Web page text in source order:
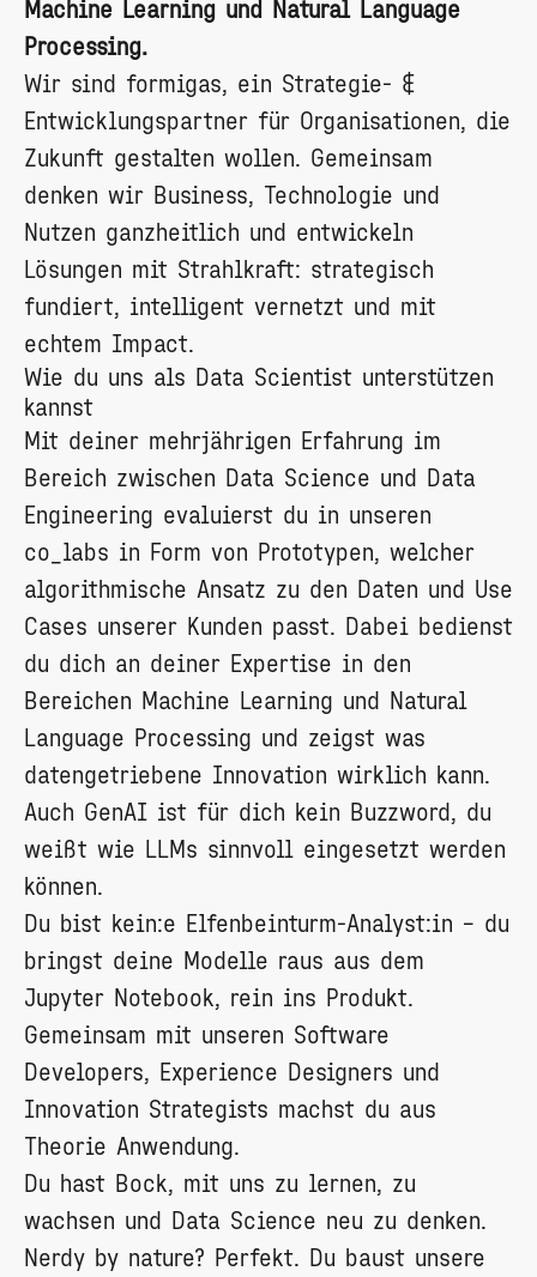
Machine Learning und Natural Language
Processing.
Wir sind formigas, ein Strategie- &
Entwicklungspartner für Organisationen, die
Zukunft gestalten wollen. Gemeinsam
denken wir Business, Technologie und
Nutzen ganzheitlich und entwickeln
Lösungen mit Strahlkraft: strategisch
fundiert, intelligent vernetzt und mit
echtem Impact.
Wie du uns als Data Scientist unterstützen
kannst
Mit deiner mehrjährigen Erfahrung im
Bereich zwischen Data Science und Data
Engineering evaluierst du in unseren
co_labs in Form von Prototypen, welcher
algorithmische Ansatz zu den Daten und Use
Cases unserer Kunden passt. Dabei bedienst
du dich an deiner Expertise in den
Bereichen Machine Learning und Natural
Language Processing und zeigst was
datengetriebene Innovation wirklich kann.
Auch GenAI ist für dich kein Buzzword, du
weißt wie LLMs sinnvoll eingesetzt werden
können.
Du bist kein:e Elfenbeinturm-Analyst:in – du
bringst deine Modelle raus aus dem
Jupyter Notebook, rein ins Produkt.
Gemeinsam mit unseren Software
Developers, Experience Designers und
Innovation Strategists machst du aus
Theorie Anwendung.
Du hast Bock, mit uns zu lernen, zu
wachsen und Data Science neu zu denken.
Nerdy by nature? Perfekt. Du baust unsere